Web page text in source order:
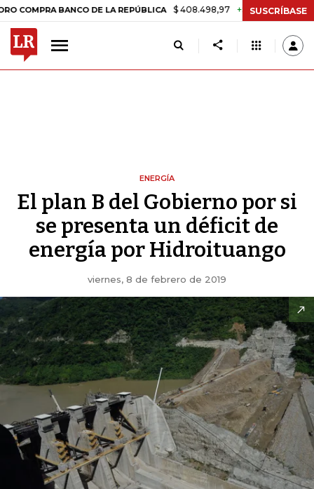
BANCO DE LA REPÚBLICA $ 408.498,97 +$ 8.753,81 +2,19%
SUSCRÍBASE
ENERGÍA
El plan B del Gobierno por si
se presenta un déficit de
energía por Hidroituango
viernes, 8 de febrero de 2019